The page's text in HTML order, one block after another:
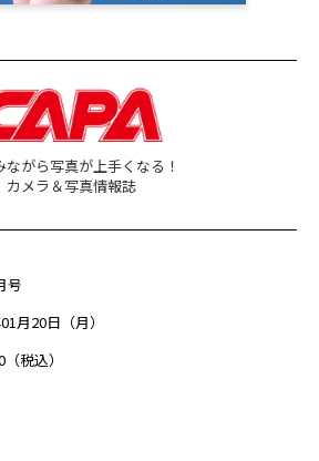
ながら写真が上手くなる！
カメラ＆写真情報誌
号
月20日（月）
税込）